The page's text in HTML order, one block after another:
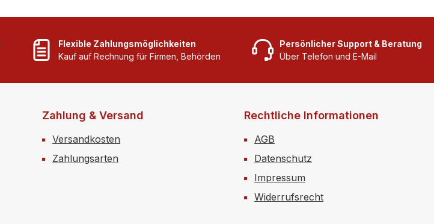
Flexible Zahlungsmöglichkeiten
Kauf auf Rechnung für Firmen, Behörden
Persönlicher Support & Beratung
Über Telefon und E-Mail
Zahlung & Versand
Versandkosten
Zahlungsarten
Rechtliche Informationen
AGB
Datenschutz
Impressum
Widerrufsrecht